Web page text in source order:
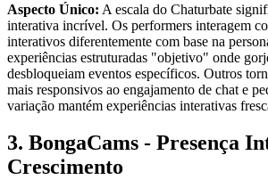
Aspecto Único: A escala do Chaturbate
interativa incrível. Os performers interagem
interativos diferentemente com base na
experiências estruturadas "objetivo" onde
desbloqueiam eventos específicos. Outros
mais responsivos ao engajamento de chat e
variação mantém experiências interativas
3. BongaCams - Presença
Crescimento